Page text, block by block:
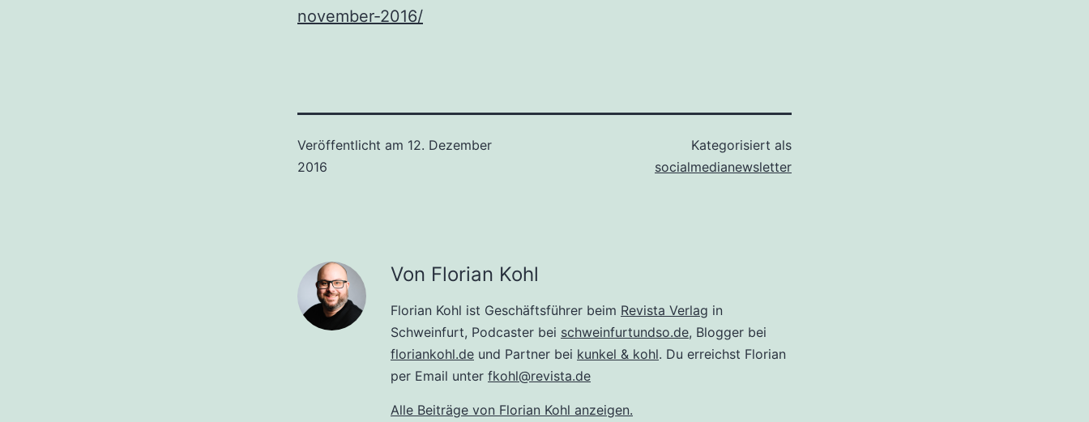
november-2016/
Veröffentlicht am 12. Dezember
2016
Kategorisiert als
socialmedianewsletter
Von Florian Kohl
Florian Kohl ist Geschäftsführer beim Revista Verlag in
Schweinfurt, Podcaster bei schweinfurtundso.de, Blogger bei
floriankohl.de und Partner bei kunkel & kohl. Du erreichst Florian
per Email unter fkohl@revista.de
Alle Beiträge von Florian Kohl anzeigen.